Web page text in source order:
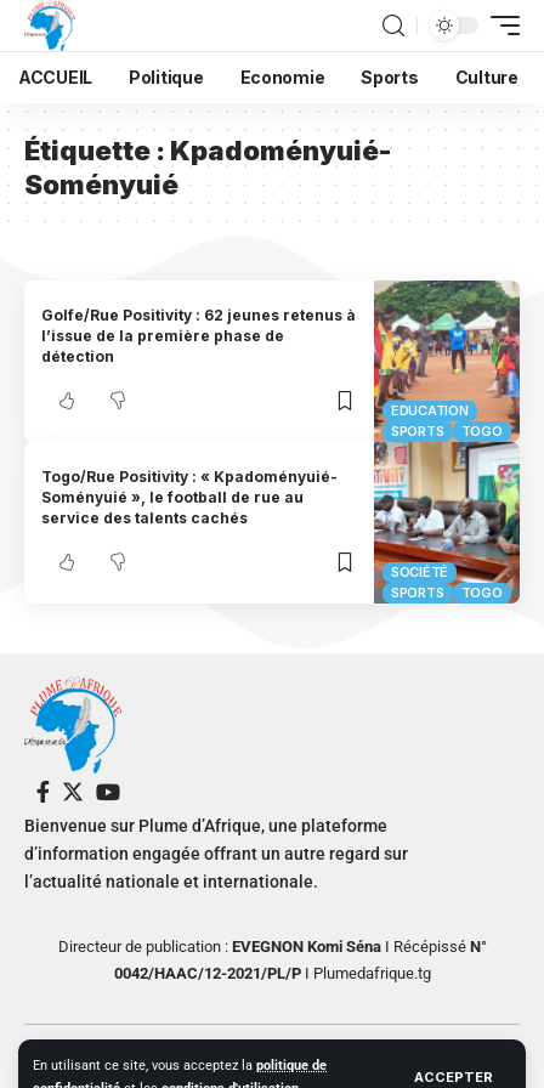
En utilisant ce site, vous acceptez la politique de
ACCEPTER
ACCUEIL Politique Economie Sports Culture
Étiquette : Kpadoményuié-
Soményuié
EDUCATION
SPORTS
TOGO
Golfe/Rue Positivity : 62 jeunes retenus à
l’issue de la première phase de
détection
SOCIÉTÉ
SPORTS
TOGO
Togo/Rue Positivity : « Kpadoményuié-
Soményuié », le football de rue au
service des talents cachés
Bienvenue sur Plume d’Afrique, une plateforme
d’information engagée offrant un autre regard sur
l’actualité nationale et internationale.
Directeur de publication : EVEGNON Komi SénaI RécépisséN°
0042/HAAC/12-2021/PL/PI Plumedafrique.tg
© 2024 PLUME D’AFRIQUE All Rights Reserved. Design by Helios